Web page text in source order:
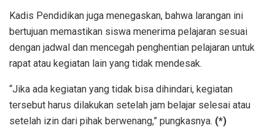
Kadis Pendidikan juga menegaskan, bahwa larangan ini
bertujuan memastikan siswa menerima pelajaran sesuai
dengan jadwal dan mencegah penghentian pelajaran untuk
rapat atau kegiatan lain yang tidak mendesak.
“Jika ada kegiatan yang tidak bisa dihindari, kegiatan
tersebut harus dilakukan setelah jam belajar selesai atau
setelah izin dari pihak berwenang,” pungkasnya. (*)